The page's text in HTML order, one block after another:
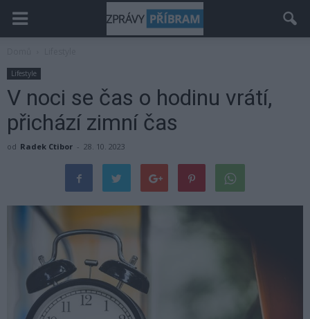
Lifestyle
V noci se čas o hodinu vrátí,
přichází zimní čas
od Radek Ctibor - 28. 10. 2023